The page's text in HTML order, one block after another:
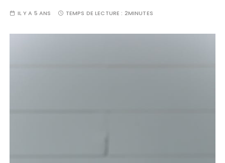
IL Y A 5 ANS TEMPS DE LECTURE : 2MINUTES